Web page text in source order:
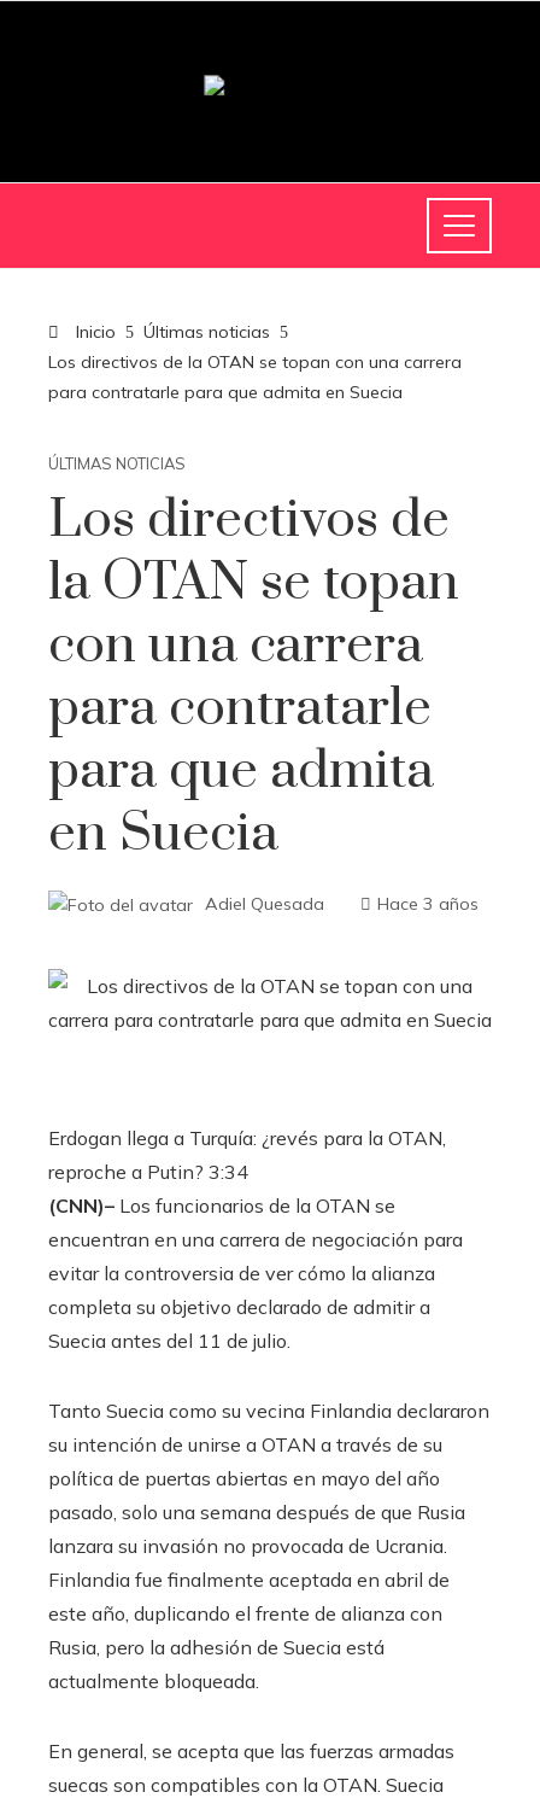
Inicio
Últimas noticias
Los directivos de la OTAN se topan con una carrera
para contratarle para que admita en Suecia
ÚLTIMAS NOTICIAS
Los directivos de
la OTAN se topan
con una carrera
para contratarle
para que admita
en Suecia
Adiel Quesada Hace 3 años
Erdogan llega a Turquía: ¿revés para la OTAN,
reproche a Putin? 3:34
(CNN)– Los funcionarios de la OTAN se
encuentran en una carrera de negociación para
evitar la controversia de ver cómo la alianza
completa su objetivo declarado de admitir a
Suecia antes del 11 de julio.
Tanto Suecia como su vecina Finlandia declararon
su intención de unirse a OTAN a través de su
política de puertas abiertas en mayo del año
pasado, solo una semana después de que Rusia
lanzara su invasión no provocada de Ucrania.
Finlandia fue finalmente aceptada en abril de
este año, duplicando el frente de alianza con
Rusia, pero la adhesión de Suecia está
actualmente bloqueada.
En general, se acepta que las fuerzas armadas
suecas son compatibles con la OTAN. Suecia